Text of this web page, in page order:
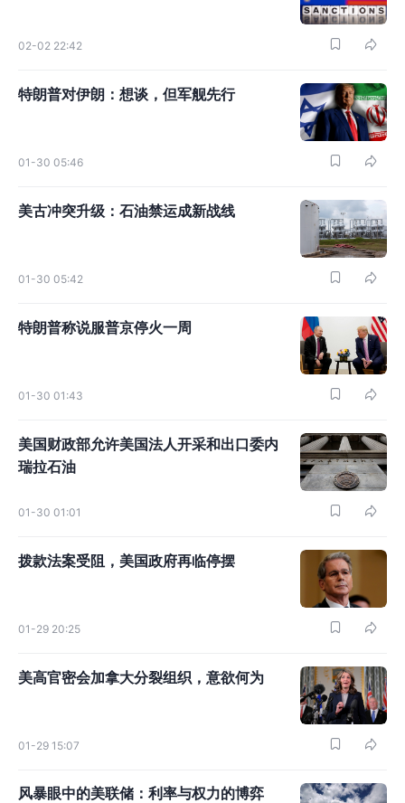
02-02 22:42
特朗普对伊朗：想谈，但军舰先行
01-30 05:46
美古冲突升级：石油禁运成新战线
01-30 05:42
特朗普称说服普京停火一周
01-30 01:43
美国财政部允许美国法人开采和出口委内
瑞拉石油
01-30 01:01
拨款法案受阻，美国政府再临停摆
01-29 20:25
美高官密会加拿大分裂组织，意欲何为
01-29 15:07
风暴眼中的美联储：利率与权力的博弈